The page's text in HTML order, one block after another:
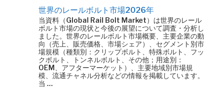
世界のレールボルト市場2026年
当資料（Global Rail Bolt Market）は世界のレール
ボルト市場の現状と今後の展望について調査・分析し
ました。世界のレールボルト市場概要、主要企業の動
向（売上、販売価格、市場シェア）、セグメント別市
場規模（種類別：クリップボルト、特殊ボルト、フッ
クボルト、トンネルボルト、その他；用途別：
OEM、アフターマーケット）、主要地域別市場規
模、流通チャネル分析などの情報を掲載しています。
当 …